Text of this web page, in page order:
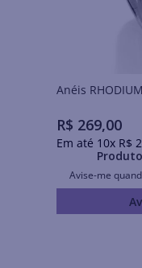
Anéis RHODIUM
R$ 269,00
Em até 10x R$
Avise-me